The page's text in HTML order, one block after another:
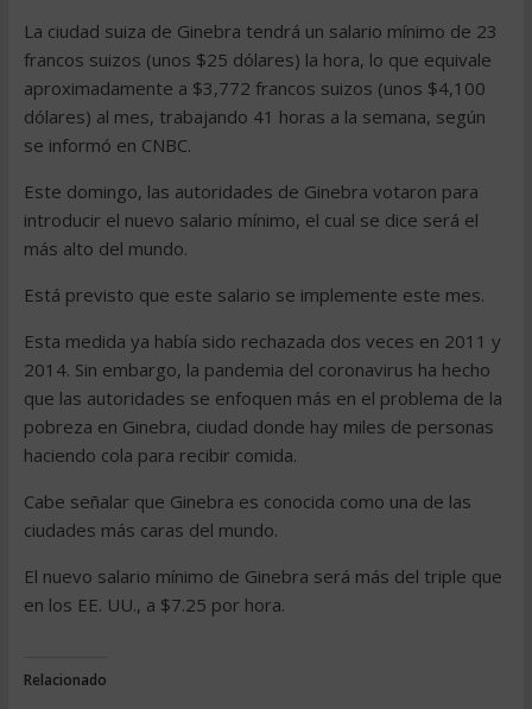
La ciudad suiza de Ginebra tendrá un salario mínimo de 23
francos suizos (unos $25 dólares) la hora, lo que equivale
aproximadamente a $3,772 francos suizos (unos $4,100
dólares) al mes, trabajando 41 horas a la semana, según
se informó en CNBC.
Este domingo, las autoridades de Ginebra votaron para
introducir el nuevo salario mínimo, el cual se dice será el
más alto del mundo.
Está previsto que este salario se implemente este mes.
Esta medida ya había sido rechazada dos veces en 2011 y
2014. Sin embargo, la pandemia del coronavirus ha hecho
que las autoridades se enfoquen más en el problema de la
pobreza en Ginebra, ciudad donde hay miles de personas
haciendo cola para recibir comida.
Cabe señalar que Ginebra es conocida como una de las
ciudades más caras del mundo.
El nuevo salario mínimo de Ginebra será más del triple que
en los EE. UU., a $7.25 por hora.
Relacionado